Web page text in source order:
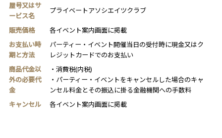
屋号又はサ
ービス名
プライベートアソシエイツクラブ
販売価格
各イベント案内画面に掲載
お支払い時
期と方法
パーティー・イベント開催当日の受付時に現金又はク
レジットカードでのお支払い
商品代金以
外の必要代
金
・消費税(内税)
・パーティー・イベントをキャンセルした場合のキャ
ンセル料金とその振込に掛る金融機関への手数料
キャンセル
各イベント案内画面に掲載